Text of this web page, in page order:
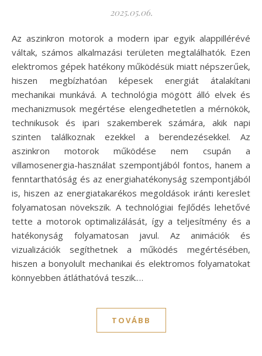
2025.05.06.
Az aszinkron motorok a modern ipar egyik alappillérévé
váltak, számos alkalmazási területen megtalálhatók. Ezen
elektromos gépek hatékony működésük miatt népszerűek,
hiszen megbízhatóan képesek energiát átalakítani
mechanikai munkává. A technológia mögött álló elvek és
mechanizmusok megértése elengedhetetlen a mérnökök,
technikusok és ipari szakemberek számára, akik napi
szinten találkoznak ezekkel a berendezésekkel. Az
aszinkron motorok működése nem csupán a
villamosenergia-használat szempontjából fontos, hanem a
fenntarthatóság és az energiahatékonyság szempontjából
is, hiszen az energiatakarékos megoldások iránti kereslet
folyamatosan növekszik. A technológiai fejlődés lehetővé
tette a motorok optimalizálását, így a teljesítmény és a
hatékonyság folyamatosan javul. Az animációk és
vizualizációk segíthetnek a működés megértésében,
hiszen a bonyolult mechanikai és elektromos folyamatokat
könnyebben átláthatóvá teszik.…
TOVÁBB